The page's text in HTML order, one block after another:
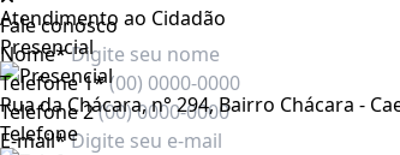
Fale conosco
Nome*
Telefone 1*
Telefone 2
E-mail*
Atendimento ao Cidadão
Presencial
Rua da Chácara, n° 294, Bairro Chácara -
Telefone